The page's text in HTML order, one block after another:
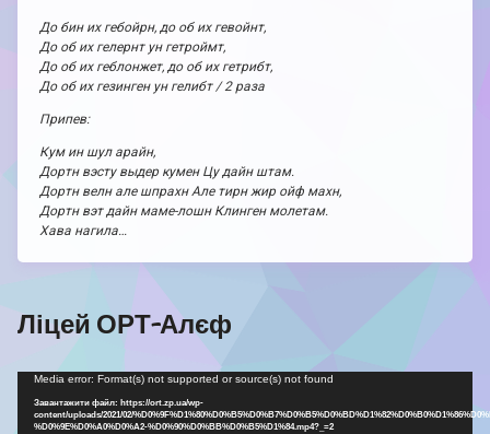
До бин их гебойрн, до об их гевойнт,
До об их гелернт ун гетроймт,
До об их геблонжет, до об их гетрибт,
До об их гезинген ун гелибт / 2 раза
Припев:
Кум ин шул арайн,
Дортн вэсту выдер кумен Цу дайн штам.
Дортн велн але шпрахн Але тирн жир ойф махн,
Дортн вэт дайн маме-лошн Клинген молетам.
Хава нагила…
Ліцей ОРТ-Алєф
Відеопрогравач
Media error: Format(s) not supported or source(s) not found
Завантажити файл: https://ort.zp.ua/wp-
content/uploads/2021/02/
%D0%9E%D0%A0%D0%A2-%D0%90%D0%BB%D0%B5%D1%84.mp4?_=2